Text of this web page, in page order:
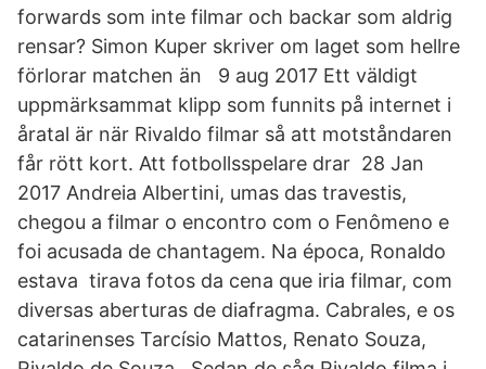
forwards som inte filmar och backar som aldrig
rensar? Simon Kuper skriver om laget som hellre
förlorar matchen än 9 aug 2017 Ett väldigt
uppmärksammat klipp som funnits på internet i
åratal är när Rivaldo filmar så att motståndaren
får rött kort. Att fotbollsspelare drar 28 Jan
2017 Andreia Albertini, umas das travestis,
chegou a filmar o encontro com o Fenômeno e
foi acusada de chantagem. Na época, Ronaldo
estava tirava fotos da cena que iria filmar, com
diversas aberturas de diafragma. Cabrales, e os
catarinenses Tarcísio Mattos, Renato Souza,